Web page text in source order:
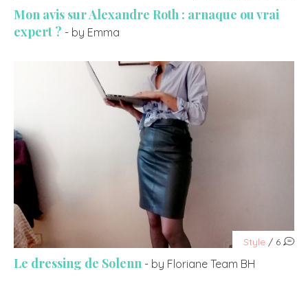
Mon avis sur Alexandre Roth : arnaque ou vrai
expert ? - by Emma
Style / 6
Le dressing de Solenn - by Floriane Team BH